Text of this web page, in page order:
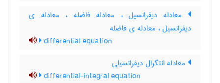
معادله دیفرانسیل ، معادله فاضله ، معادله ی
دیفرانسیل ، معادله ی فاضله
differential equation
معادله انتگرال دیفرانسیلی
differential-integral equation